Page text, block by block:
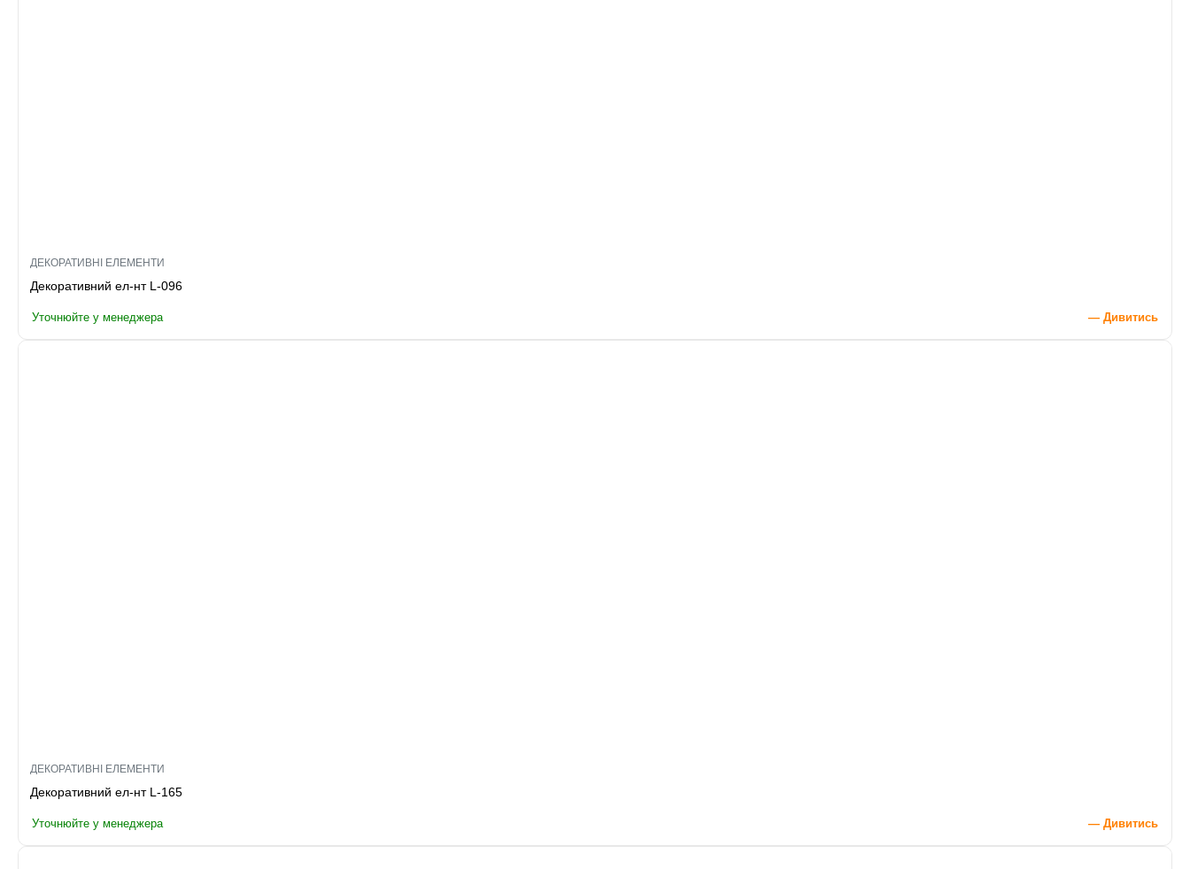
ДЕКОРАТИВНІ ЕЛЕМЕНТИ
Декоративний ел-нт L-096
Уточнюйте у менеджера — Дивитись
ДЕКОРАТИВНІ ЕЛЕМЕНТИ
Декоративний ел-нт L-165
Уточнюйте у менеджера — Дивитись